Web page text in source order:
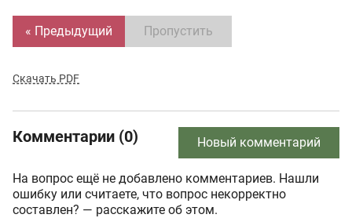
« Предыдущий Пропустить
Скачать PDF
Комментарии (0) Новый комментарий
На вопрос ещё не добавлено комментариев. Нашли
ошибку или считаете, что вопрос некорректно
составлен? — расскажите об этом.